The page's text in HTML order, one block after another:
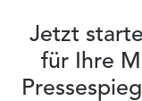
Jetzt
für Ihre